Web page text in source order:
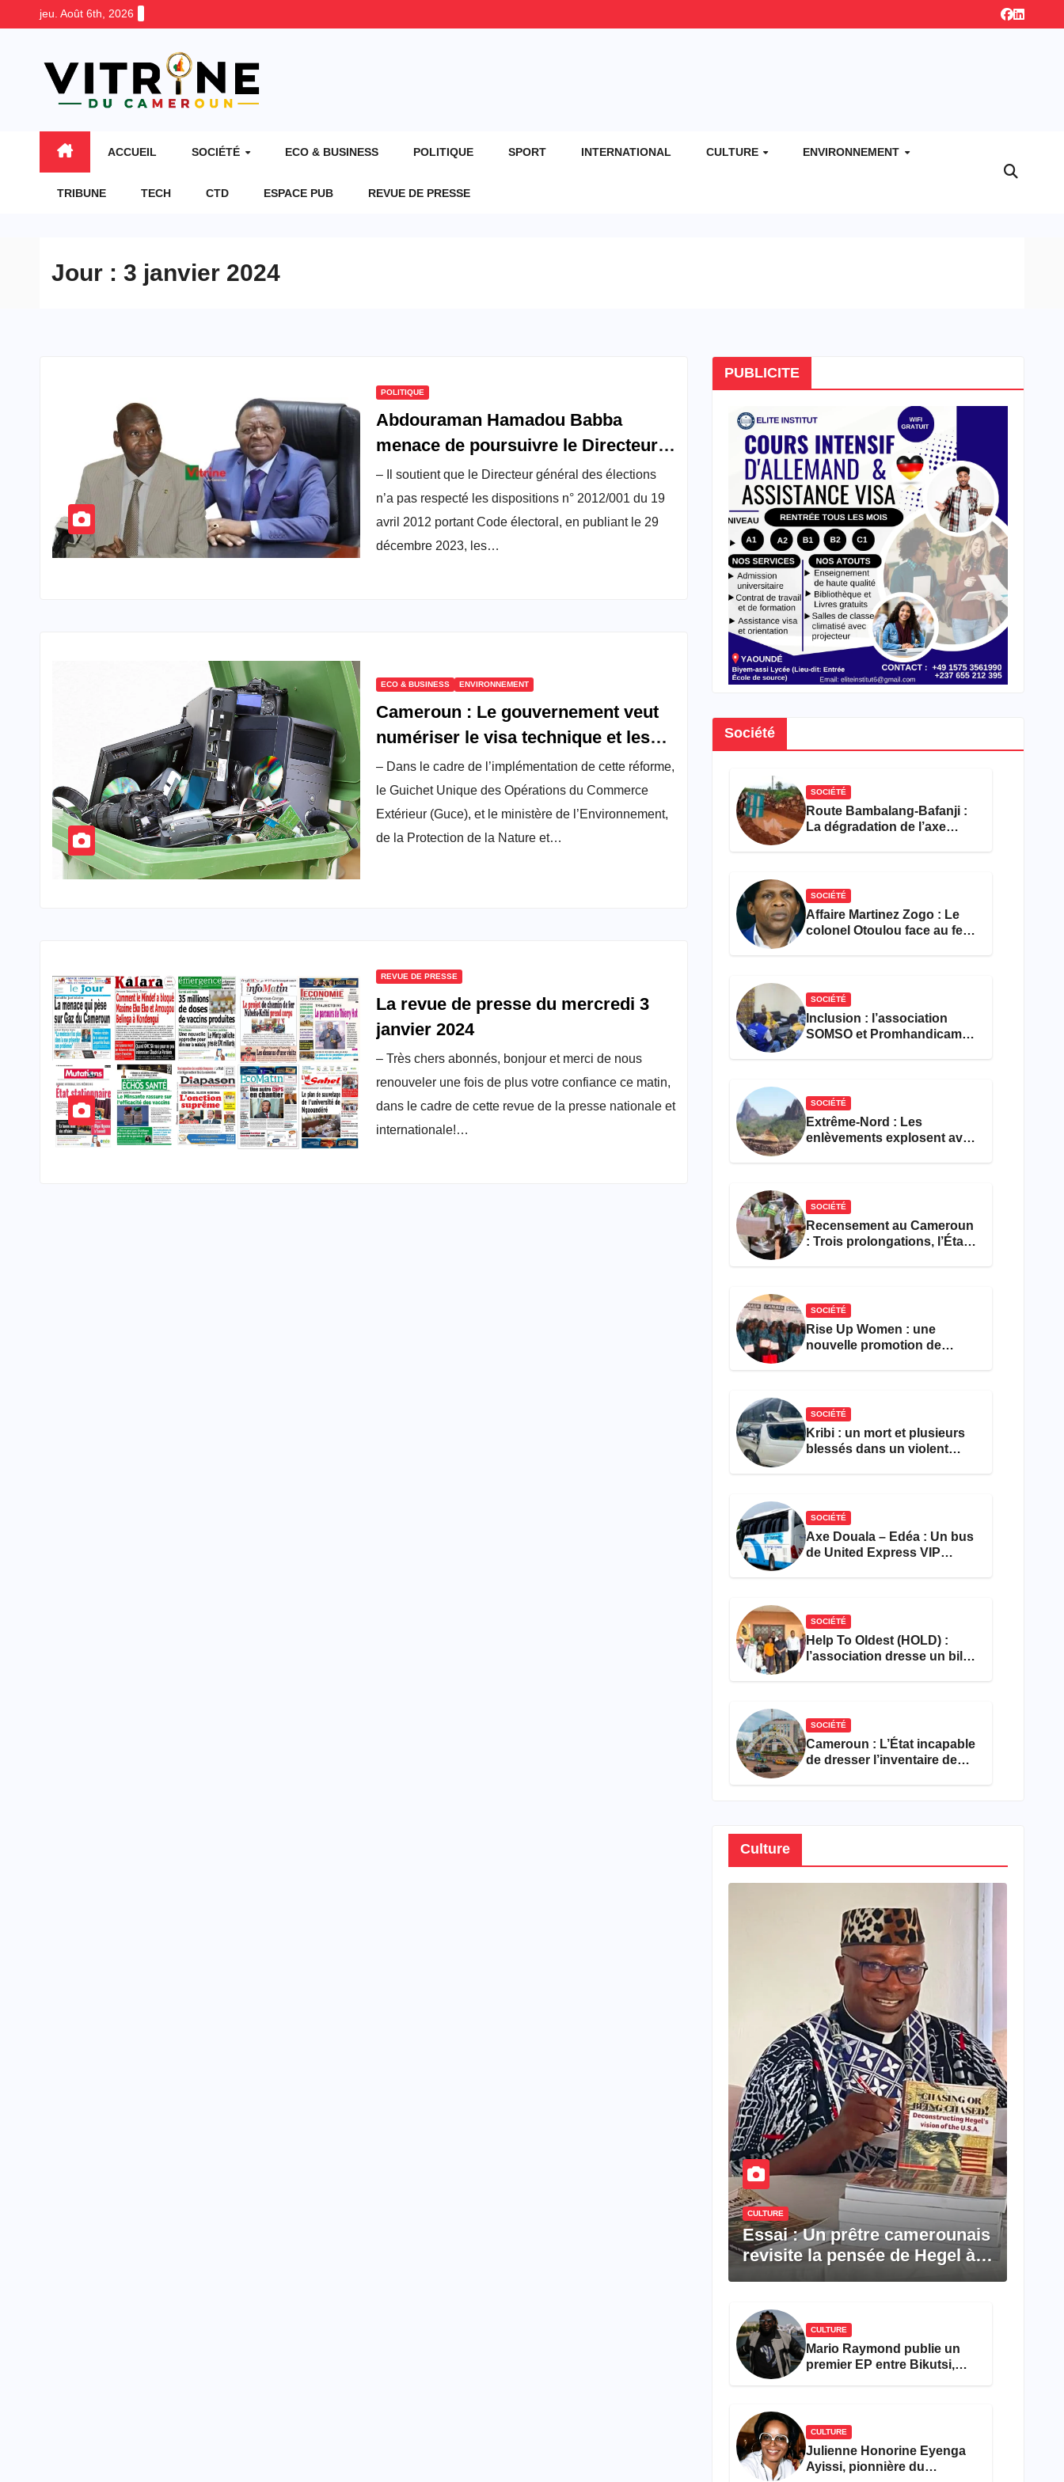
jeu. Août 6th, 2026
ACCUEIL SOCIÉTÉ ECO & BUSINESS POLITIQUE SPORT INTERNATIONAL CULTURE ENVIRONNEMENT
TRIBUNE TECH CTD ESPACE PUB REVUE DE PRESSE
Jour : 3 janvier 2024
POLITIQUE
Abdouraman Hamadou Babba
menace de poursuivre le Directeur
général d’Elecam en justice
– Il soutient que le Directeur général des élections
n’a pas respecté les dispositions n° 2012/001 du 19
avril 2012 portant Code électoral, en publiant le 29
décembre 2023, les…
ECO & BUSINESS ENVIRONNEMENT
Cameroun : Le gouvernement veut
numériser le visa technique et les
frais d’importation des équipements
électroniques et électriques
– Dans le cadre de l’implémentation de cette réforme,
le Guichet Unique des Opérations du Commerce
Extérieur (Guce), et le ministère de l’Environnement,
de la Protection de la Nature et…
REVUE DE PRESSE
La revue de presse du mercredi 3
janvier 2024
– Très chers abonnés, bonjour et merci de nous
renouveler une fois de plus votre confiance ce matin,
dans le cadre de cette revue de la presse nationale et
internationale!…
PUBLICITE
Société
SOCIÉTÉ
Route Bambalang-Bafanji :
La dégradation de l’axe
SOCIÉTÉ
Affaire Martinez Zogo : Le
colonel Otoulou face au feu
SOCIÉTÉ
Inclusion : l’association
SOMSO et Promhandicam
SOCIÉTÉ
Extrême-Nord : Les
enlèvements explosent avec
SOCIÉTÉ
Recensement au Cameroun
: Trois prolongations, l’État
SOCIÉTÉ
Rise Up Women : une
nouvelle promotion de
SOCIÉTÉ
Kribi : un mort et plusieurs
blessés dans un violent
SOCIÉTÉ
Axe Douala – Edéa : Un bus
de United Express VIP
SOCIÉTÉ
Help To Oldest (HOLD) :
l’association dresse un bilan
SOCIÉTÉ
Cameroun : L’État incapable
de dresser l’inventaire de
Culture
CULTURE
Essai : Un prêtre camerounais
revisite la pensée de Hegel à
CULTURE
Mario Raymond publie un
premier EP entre Bikutsi,
CULTURE
Julienne Honorine Eyenga
Ayissi, pionnière du